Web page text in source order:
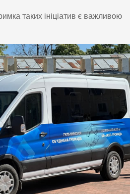
таких ініціатив є важливою